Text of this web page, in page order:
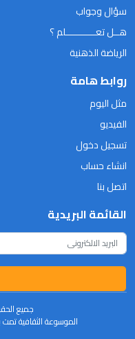
سؤال وجواب
هــل تعـــــــــــلم ؟
الرياضة الذهنية
روابط هامة
مثل اليوم
الفيديو
تسجيل دخول
انشاء حساب
اتصل بنا
القائمة البريدية
جميع
الموسوعة الثقافية تمت